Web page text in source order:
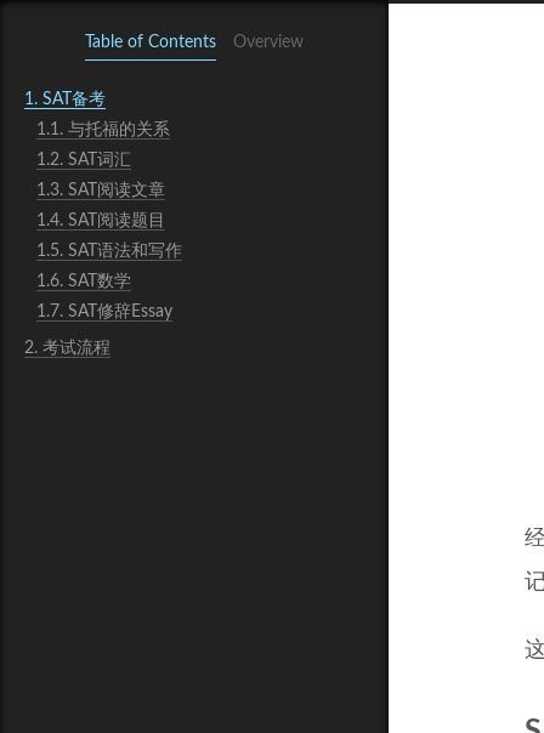
Table of Contents Overview
1. SAT备考
1.1. 与托福的关系
1.2. SAT词汇
1.3. SAT阅读文章
1.4. SAT阅读题目
1.5. SAT语法和写作
1.6. SAT数学
1.7. SAT修辞Essay
2. 考试流程